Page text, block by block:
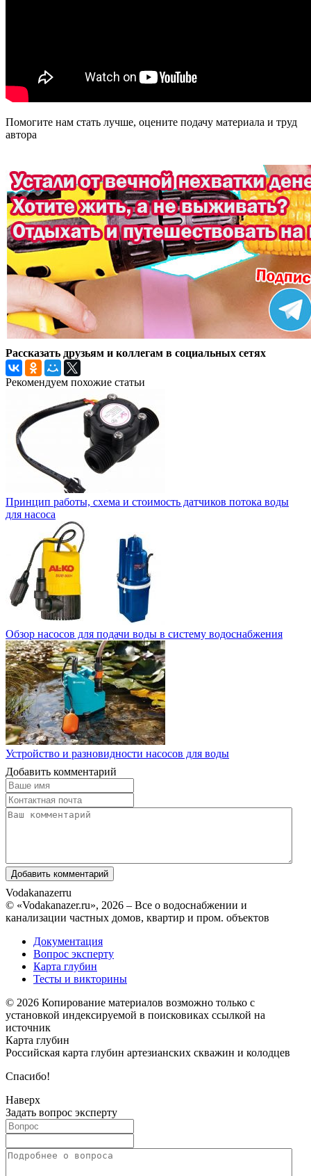
Помогите нам стать лучше, оцените подачу материала и труд
автора
Рассказать друзьям и коллегам в социальных сетях
Рекомендуем похожие статьи
Принцип работы, схема и стоимость датчиков потока воды
для насоса
Обзор насосов для подачи воды в систему водоснабжения
Устройство и разновидности насосов для воды
Добавить комментарий
Vodakanazerru
© «Vodakanazer.ru», 2026 – Все о водоснабжении и
канализации частных домов, квартир и пром. объектов
Документация
Вопрос эксперту
Карта глубин
Тесты и викторины
© 2026 Копирование материалов возможно только с
установкой индексируемой в поисковиках ссылкой на
источник
Карта глубин
Российская карта глубин артезианских скважин и колодцев
Спасибо!
Наверх
Задать вопрос эксперту